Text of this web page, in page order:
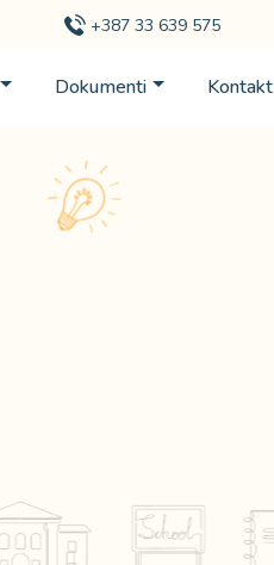
+387 33 639 575
Dokumenti Kontakt